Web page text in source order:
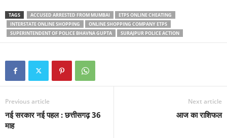
TAGS ACCUSED ARRESTED FROM MUMBAI
ETPS ONLINE CHEATING
INTERSTATE ONLINE SHOPPING
ONLINE SHOPPING COMPANY ETPS
SUPERINTENDENT OF POLICE BHAVNA GUPTA
SURAJPUR POLICE ACTION
Previous article
नई सरकार नई पहल : छत्तीसगढ़ 36
माह
Next article
आज का राशिफल